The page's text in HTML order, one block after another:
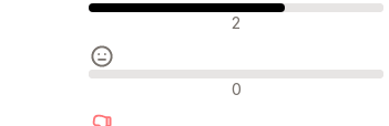
รีวิวเชิงบวก 2
รีวิวที่เป็นกลาง 0